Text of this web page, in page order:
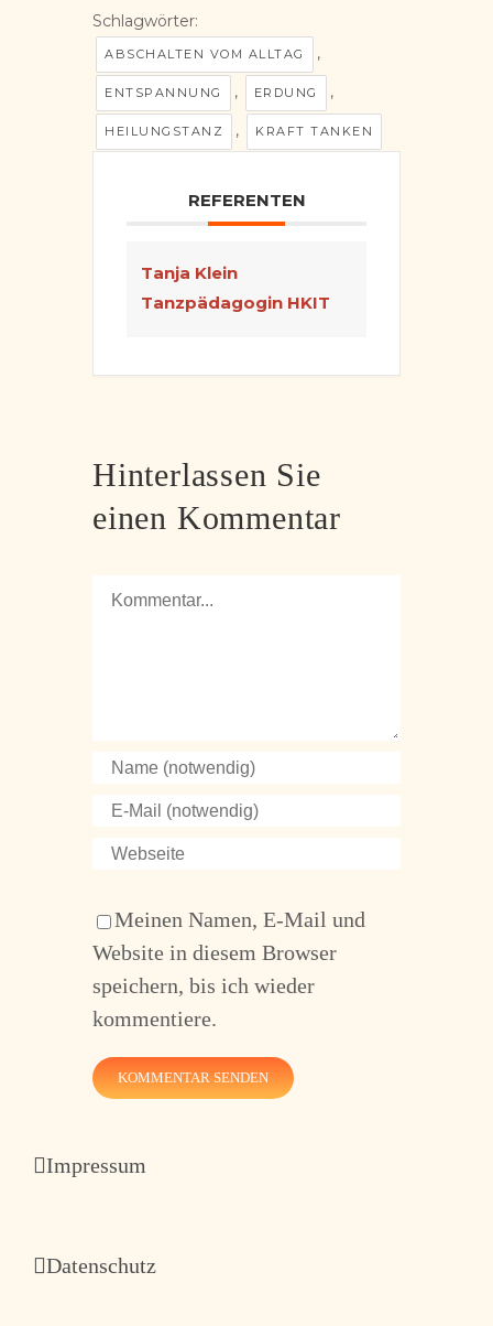
Schlagwörter:
ABSCHALTEN VOM ALLTAG ,
ENTSPANNUNG , ERDUNG ,
HEILUNGSTANZ , KRAFT TANKEN
REFERENTEN
Tanja Klein
Tanzpädagogin HKIT
Hinterlassen Sie
einen Kommentar
Kommentar
Meinen Namen, E-Mail und
Website in diesem Browser
speichern, bis ich wieder
kommentiere.
Impressum
Datenschutz